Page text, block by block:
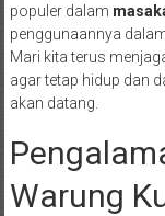
populer dalam
penggunaannya
Mari kita terus
agar tetap hidup dan
akan datang.
Warung